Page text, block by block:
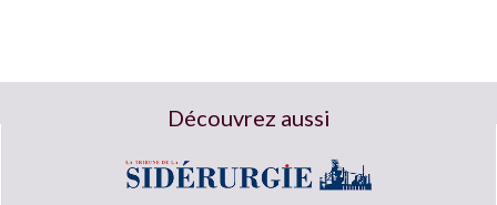
Découvrez aussi